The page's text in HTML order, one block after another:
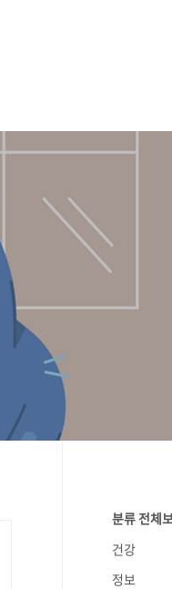
분류 전체
건강
정보